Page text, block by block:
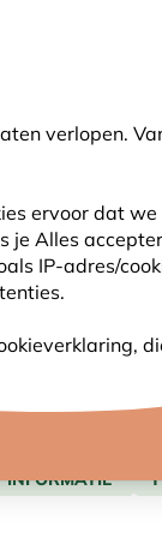
verlopen.
ervoor dat
Alles
IP-adres/
ANDERE DIEREN
INFORMATIE